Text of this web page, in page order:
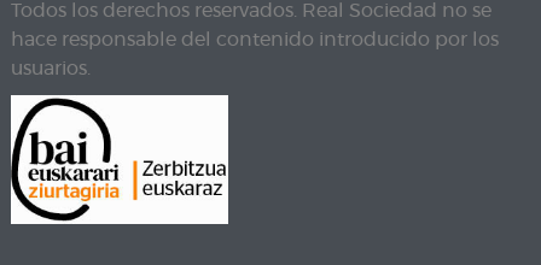
Todos los derechos reservados. Real Sociedad no se
hace responsable del contenido introducido por los
usuarios.